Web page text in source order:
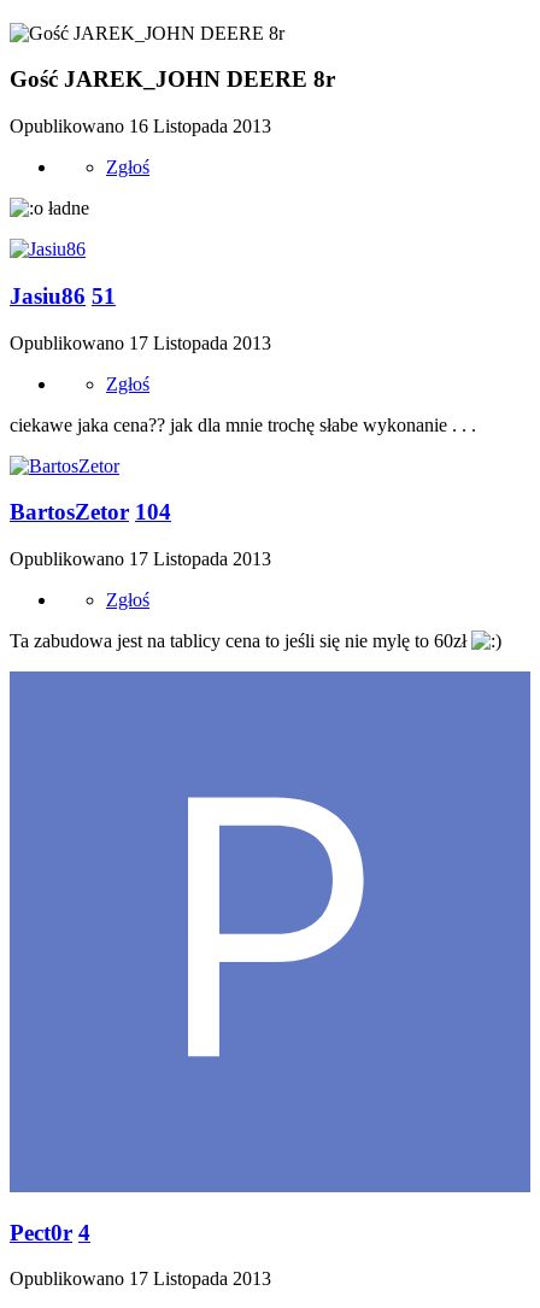
Gość JAREK_JOHN DEERE 8r
Opublikowano 16 Listopada 2013
Zgłoś
ładne
Jasiu86 51
Opublikowano 17 Listopada 2013
Zgłoś
ciekawe jaka cena?? jak dla mnie trochę słabe wykonanie . . .
BartosZetor 104
Opublikowano 17 Listopada 2013
Zgłoś
Ta zabudowa jest na tablicy cena to jeśli się nie mylę to 60zł
Pect0r 4
Opublikowano 17 Listopada 2013